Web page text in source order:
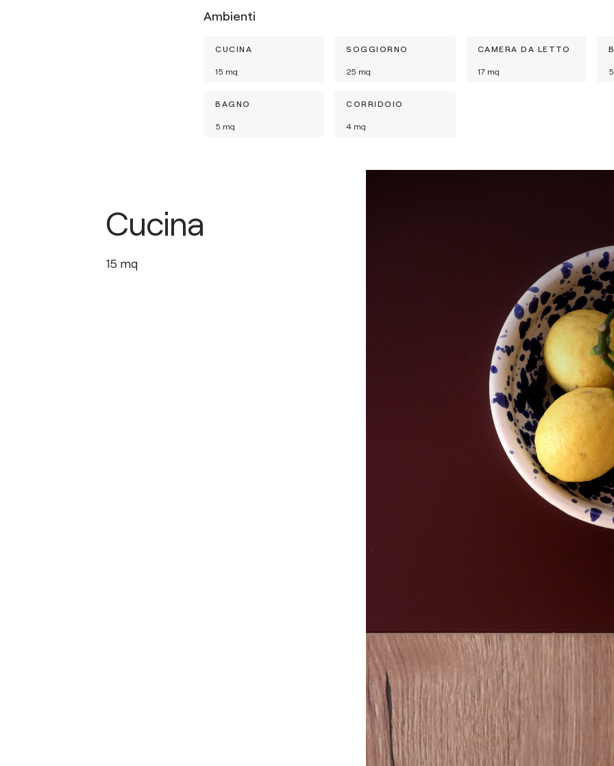
Ambienti
CUCINA
15 mq
SOGGIORNO
25 mq
CAMERA DA LETTO
17mq 5
BAGNO
5 mq
CORRIDOIO
4 mq
Cucina
15 mq